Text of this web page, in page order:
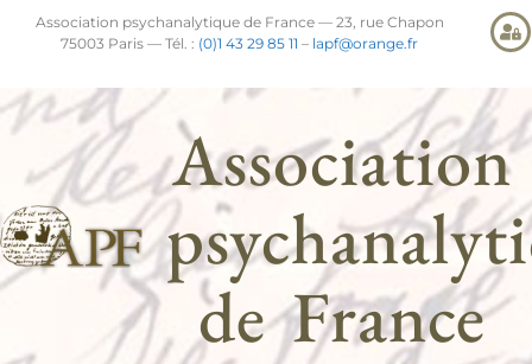
Association psychanalytique de France — 23, rue Chapon
75003 Paris — Tél. : (0)1 43 29 85 11 – lapf@orange.fr
Association
de France